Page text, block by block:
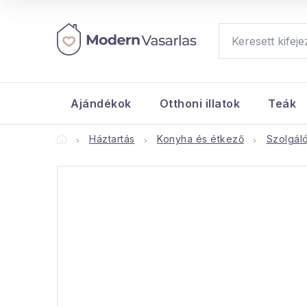
tartalomhoz
Ajándékok Otthoni illatok Teák
KezdőlapHáztartás Konyha és étkező